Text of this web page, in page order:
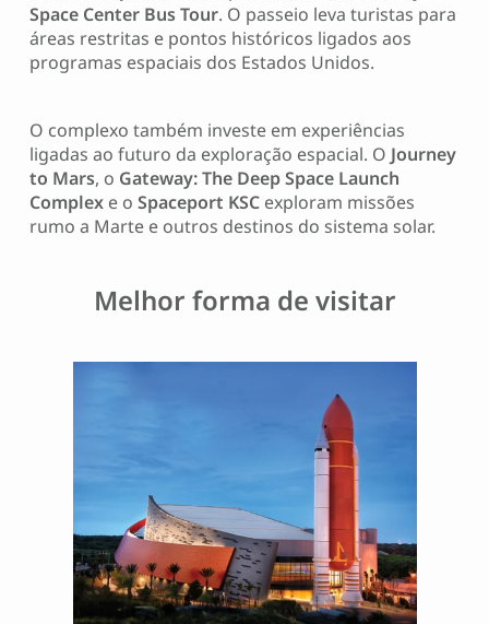
Space Center Bus Tour. O passeio leva turistas para
áreas restritas e pontos históricos ligados aos
programas espaciais dos Estados Unidos.
O complexo também investe em experiências
ligadas ao futuro da exploração espacial. O Journey
to Mars, o Gateway: The Deep Space Launch
Complexe o Spaceport KSCexploram missões
rumo a Marte e outros destinos do sistema solar.
Melhor forma de visitar